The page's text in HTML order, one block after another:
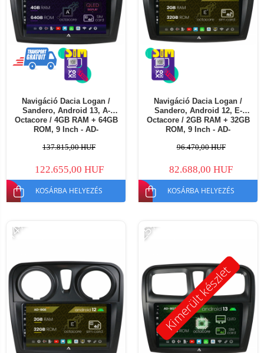
Navigáció Dacia Logan /
Sandero, Android 13, A-
Octacore / 4GB RAM + 64GB
ROM, 9 Inch - AD-
137.815,00 HUF
122.655,00 HUF
KOSÁRBA HELYEZÉS
Navigáció Dacia Logan /
Sandero, Android 12, E-
Octacore / 2GB RAM + 32GB
ROM, 9 Inch - AD-
96.470,00 HUF
82.688,00 HUF
KOSÁRBA HELYEZÉS
-14%
Kimerült készlet
-25%